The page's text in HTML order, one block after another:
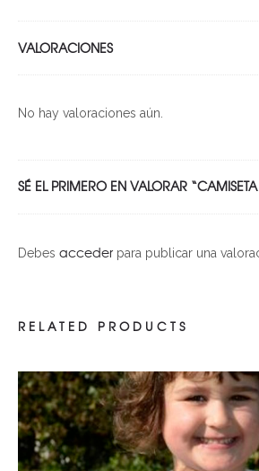
VALORACIONES
No hay valoraciones aún.
SÉ EL PRIMERO EN VALORAR
Debes acceder para publicar una
RELATED PRODUCTS